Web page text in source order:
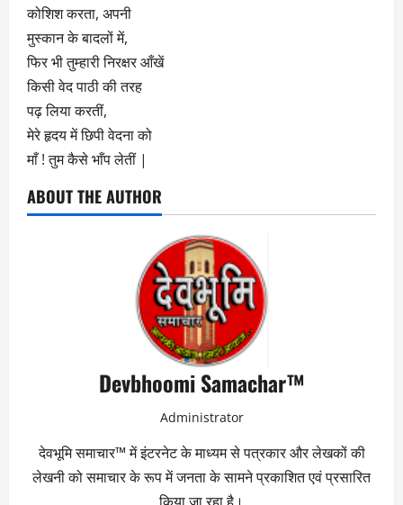
कोशिश करता, अपनी
मुस्कान के बादलों में,
फिर भी तुम्हारी निरक्षर आँखें
किसी वेद पाठी की तरह
पढ़ लिया करतीं,
मेरे हृदय में छिपी वेदना को
माँ ! तुम कैसे भाँप लेतीं |
ABOUT THE AUTHOR
Devbhoomi Samachar™
Administrator
देवभूमि समाचार™ में इंटरनेट के माध्यम से पत्रकार और लेखकों की
लेखनी को समाचार के रूप में जनता के सामने प्रकाशित एवं प्रसारित